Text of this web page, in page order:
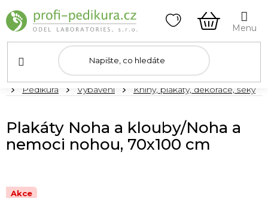
na
obsah
NÁKUPNÍ
KOŠÍK
DomůPedikúra Vybavení Knihy, plakáty, dekorace, šeky
Plakáty Noha a klouby/Noha a
nemoci nohou, 70x100 cm
Akce